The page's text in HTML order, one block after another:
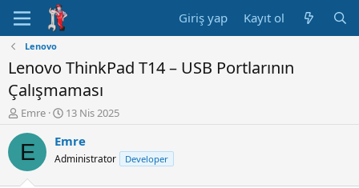
Giriş yap Kayıt ol
Lenovo
Lenovo ThinkPad T14 – USB Portlarının
Çalışmaması
K
n
u
y
u
Emre
B
ş
l
n
13 Nis 2025
E Emre
Administrator Developer